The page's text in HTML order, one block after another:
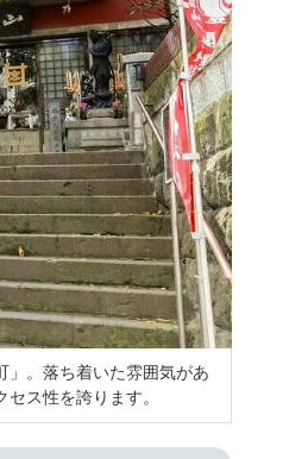
」。落ち着いた雰囲気があ
ス性を誇ります。